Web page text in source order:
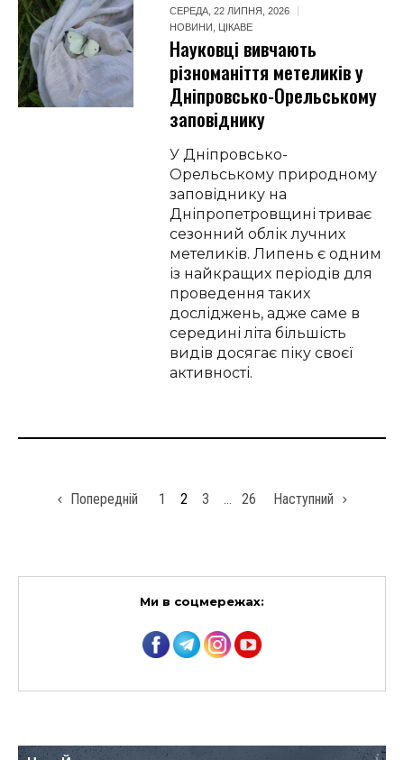
СЕРЕДА, 22 ЛИПНЯ, 2026
НОВИНИ
ЦІКАВЕ
Науковці вивчають
різноманіття метеликів у
Дніпровсько-Орельському
заповіднику
У Дніпровсько-
Орельському природному
заповіднику на
Дніпропетровщині триває
сезонний облік лучних
метеликів. Липень є одним
із найкращих періодів для
проведення таких
досліджень, адже саме в
середині літа більшість
видів досягає піку своєї
активності.
Попередній 1 2 3 … 26 Наступний
Ми в соцмережах: